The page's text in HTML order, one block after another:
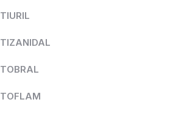
TIURIL
TIZANIDAL
TOBRAL
TOFLAM